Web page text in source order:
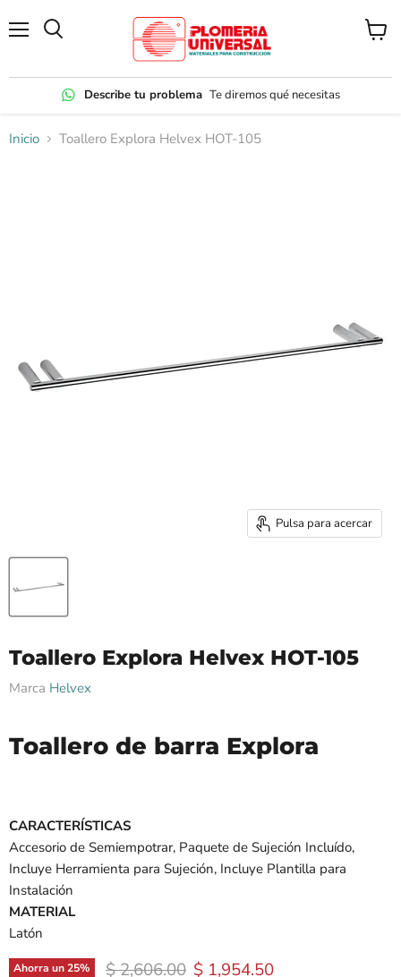
Describe tu problema Te diremos qué necesitas
Ver
Inicio Toallero Explora Helvex HOT-105
Pulsa para acercar
Toallero Explora Helvex HOT-105
Marca Helvex
Toallero de barra Explora
CARACTERÍSTICAS
Accesorio de Semiempotrar, Paquete de Sujeción Incluído,
Incluye Herramienta para Sujeción, Incluye Plantilla para
Instalación
MATERIAL
Latón
Ahorra un25% Precio original
$ 2,606.00 Precio actual
$ 1,954.50